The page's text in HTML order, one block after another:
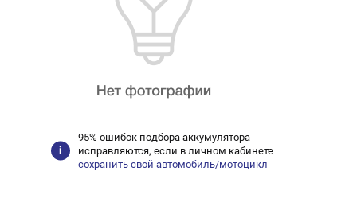
95% ошибок подбора аккумулятора
исправляются, если в личном кабинете
сохранить свой автомобиль/мотоцикл